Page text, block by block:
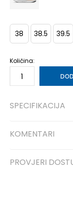
38 38.5 39.5
Količina:
SPECIFIKACIJA
KOMENTARI
PROVJERI